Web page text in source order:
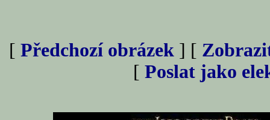
[ Předchozí obrázek ] [
[ Poslat jako